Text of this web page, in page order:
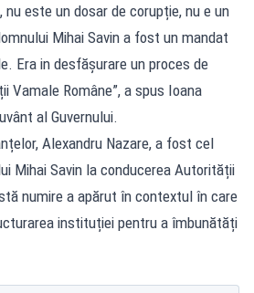
este un dosar de corupție, nu e un
Mihai Savin a fost un mandat
Era in desfășurare un proces de
Vamale Române”, a spus Ioana
al Guvernului.
Alexandru Nazare, a fost cel
Mihai Savin la conducerea Autorității
numire a apărut în contextul în care
instituției pentru a îmbunătăți